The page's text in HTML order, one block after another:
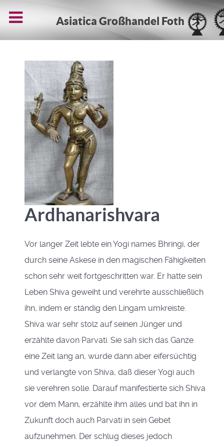
Asiatica Großhandel Foth
Ardhanarishvara
Vor langer Zeit lebte ein Yogi names Bhringi, der
durch seine Askese in den magischen Fähigkeiten
schon sehr weit fortgeschritten war. Er hatte sein
Leben Shiva geweiht und verehrte ausschließlich
ihn, indem er ständig den Lingam umkreiste.
Shiva war sehr stolz auf seinen Jünger und
erzählte davon Parvati. Sie sah sich das Ganze
eine Zeit lang an, wurde dann aber eifersüchtig
und verlangte von Shiva, daß dieser Yogi auch
sie verehren solle. Darauf manifestierte sich Shiva
vor dem Mann, erzählte ihm alles und bat ihn in
Zukunft doch auch Parvati in sein Gebet
aufzunehmen. Der schlug dieses jedoch